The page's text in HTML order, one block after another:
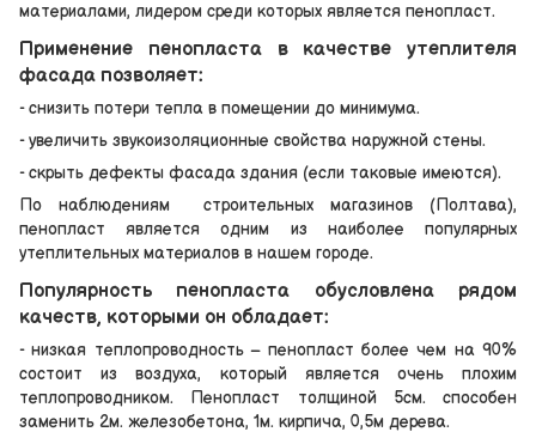
материалами, лидером среди которых является пенопласт.
Применение пенопласта в качестве утеплителя
фасада позволяет:
- снизить потери тепла в помещении до минимума.
- увеличить звукоизоляционные свойства наружной стены.
- скрыть дефекты фасада здания (если таковые имеются).
По наблюдениям строительных магазинов (Полтава),
пенопласт является одним из наиболее популярных
утеплительных материалов в нашем городе.
Популярность пенопласта обусловлена рядом
качеств, которыми он обладает:
- низкая теплопроводность – пенопласт более чем на 90%
состоит из воздуха, который является очень плохим
теплопроводником. Пенопласт толщиной 5см. способен
заменить 2м. железобетона, 1м. кирпича, 0,5м дерева.